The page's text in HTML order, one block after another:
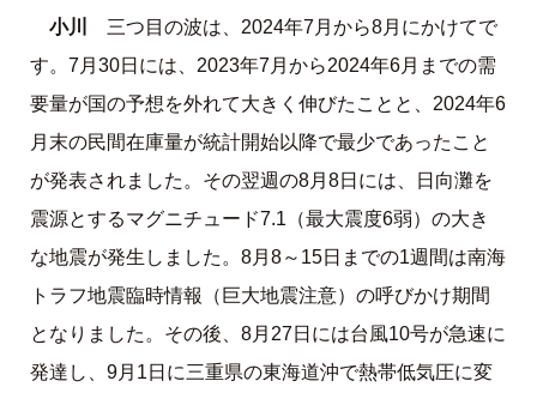
小川
三つ目の波は、2024年7月から8月にかけてで
す。7月30日には、2023年7月から2024年6月までの需
要量が国の予想を外れて大きく伸びたことと、2024年6
月末の民間在庫量が統計開始以降で最少であったこと
が発表されました。その翌週の8月8日には、日向灘を
震源とするマグニチュード7.1（最大震度6弱）の大き
な地震が発生しました。8月8～15日までの1週間は南海
トラフ地震臨時情報（巨大地震注意）の呼びかけ期間
となりました。その後、8月27日には台風10号が急速に
発達し、9月1日に三重県の東海道沖で熱帯低気圧に変